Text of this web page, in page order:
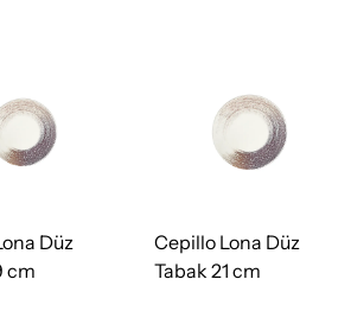
Düz
cm
Cepillo Lona Düz
Tabak 21 cm